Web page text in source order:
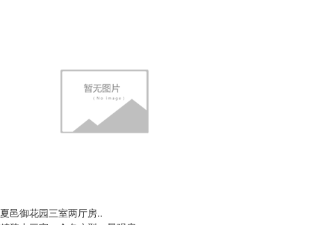
夏邑御花园三室两厅房..